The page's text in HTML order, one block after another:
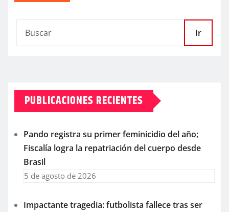
Ir
PUBLICACIONES RECIENTES
Pando registra su primer feminicidio del año;
Fiscalía logra la repatriación del cuerpo desde
Brasil
5 de agosto de 2026
Impactante tragedia: futbolista fallece tras ser